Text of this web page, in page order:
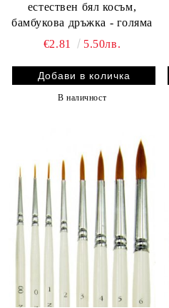
естествен бял косъм,
бамбукова дръжка - голяма
€2.81
5.50лв.
В наличност